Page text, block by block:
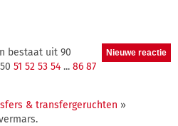
bestaat uit 90
50 51 52 53 54 ... 86 87
& transfergeruchten »